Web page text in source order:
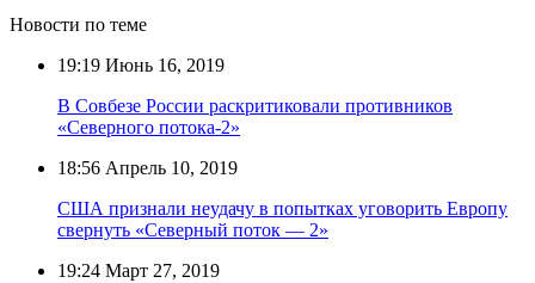
Новости по теме
19:19 Июнь 16, 2019
В Совбезе России раскритиковали противников
«Северного потока-2»
18:56 Апрель 10, 2019
США признали неудачу в попытках уговорить Европу
свернуть «Северный поток — 2»
19:24 Март 27, 2019